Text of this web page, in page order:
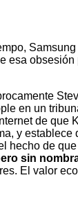
esa
en un
de que
y establece
hecho de
sin
El valor